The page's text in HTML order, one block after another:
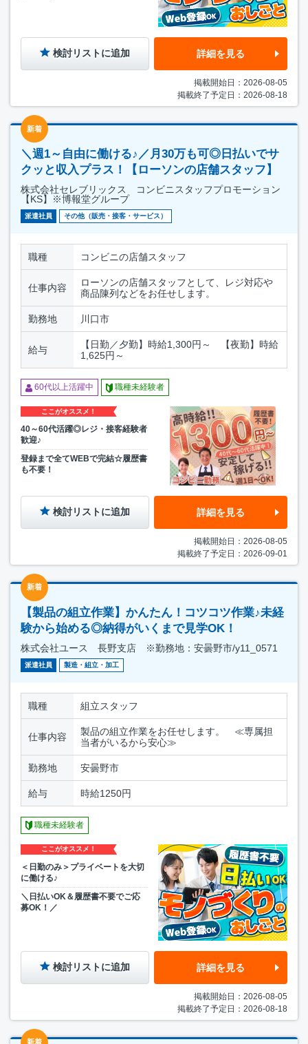
検討リストに追加 詳細を見る
掲載開始日：2026-08-05
掲載終了予定日：2026-08-18
新着
＼週1～自由に働ける♪／月30万も可◎日払いでサ
クッと収入プラス！【ローソンの店舗スタッフ】
株式会社セレブリックス コンビニスタッフプロモーション
【KS】※博報堂グループ
派遣社員 その他（販売・接客・サービス）
職種 コンビニの店舗スタッフ
仕事内容
ローソンの店舗スタッフとして、レジ対応や
商品陳列などをお任せします。
勤務地 川口市
給与
【日勤／夕勤】時給1,300円～ 【夜勤】時給
1,625円～
60代以上活躍中 職種未経験者
ここがオススメ！
40～60代活躍◎レジ・接客経験者
歓迎♪
登録まで全てWEBで完結☆履歴書
も不要！
検討リストに追加 詳細を見る
掲載開始日：2026-08-05
掲載終了予定日：2026-09-01
新着
【製品の組立作業】かんたん！コツコツ作業♪未経
験から始める◎納得がいくまで見学OK！
株式会社ユース 長野支店 ※勤務地：安曇野市/y11_0571
派遣社員 製造・組立・加工
職種 組立スタッフ
仕事内容
製品の組立作業をお任せします。 ≪専属担
当者がいるから安心≫
勤務地 安曇野市
給与 時給1250円
職種未経験者
ここがオススメ！
＜日勤のみ＞プライベートを大切
に働ける♪
＼日払いOK＆履歴書不要でご応
募OK！／
検討リストに追加 詳細を見る
掲載開始日：2026-08-05
掲載終了予定日：2026-08-18
新着